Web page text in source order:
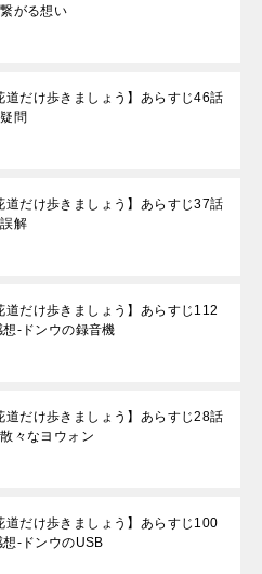
がる想い
道だけ歩きましょう】あらすじ46話
問
道だけ歩きましょう】あらすじ37話
解
道だけ歩きましょう】あらすじ112
-ドンウの録音機
道だけ歩きましょう】あらすじ28話
々なヨウォン
道だけ歩きましょう】あらすじ100
-ドンウのUSB